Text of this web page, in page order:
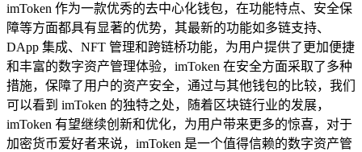
imToken 作为一款优秀的去中心化钱包，在功能特点、安全保
障等方面都具有显著的优势，其最新的功能如多链支持、
DApp 集成、NFT 管理和跨链桥功能，为用户提供了更加便捷
和丰富的数字资产管理体验，imToken 在安全方面采取了多种
措施，保障了用户的资产安全，通过与其他钱包的比较，我们
可以看到 imToken 的独特之处，随着区块链行业的发展，
imToken 有望继续创新和优化，为用户带来更多的惊喜，对于
加密货币爱好者来说，imToken 是一个值得信赖的数字资产管